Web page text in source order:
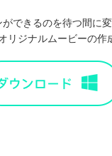
できるのを待つ間に
リジナルムービーの作